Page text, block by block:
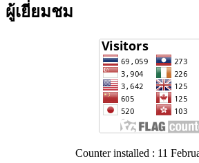
ผู้เยี่ยมชม
Counter installed : 11